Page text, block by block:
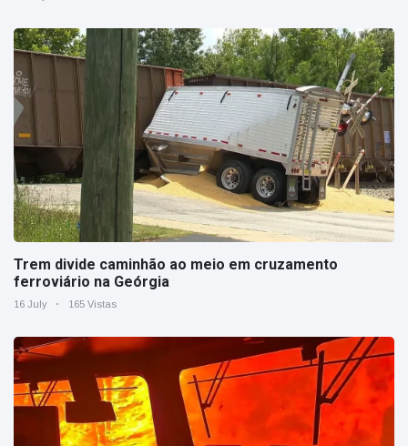
Trem divide caminhão ao meio em cruzamento
ferroviário na Geórgia
16 July 165 Vistas